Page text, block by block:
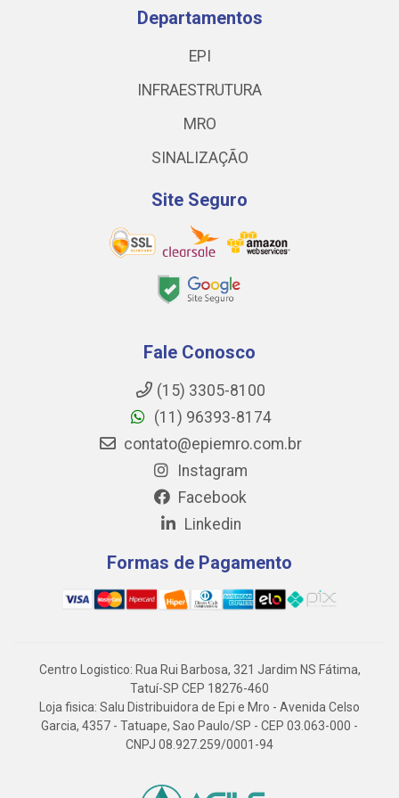
Departamentos
EPI
INFRAESTRUTURA
MRO
SINALIZAÇÃO
Site Seguro
Fale Conosco
(15) 3305-8100
(11) 96393-8174
contato@epiemro.com.br
Instagram
Facebook
Linkedin
Formas de Pagamento
Centro Logistico: Rua Rui Barbosa, 321 Jardim NS Fátima,
Tatuí-SP CEP 18276-460
Loja fisica: Salu Distribuidora de Epi e Mro - Avenida Celso
Garcia, 4357 - Tatuape, Sao Paulo/SP - CEP 03.063-000 -
CNPJ 08.927.259/0001-94